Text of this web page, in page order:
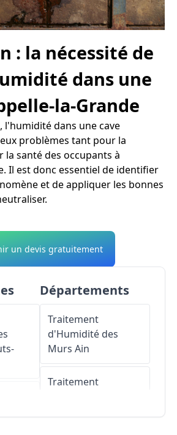
: la nécessité de
dans une
la-Grande
l'humidité dans une cave
problèmes tant pour la
santé des occupants à
Il est donc essentiel de identifier
et de appliquer les bonnes
un devis gratuitement
Départements
Traitement
d'Humidité des
Murs Ain
Traitement